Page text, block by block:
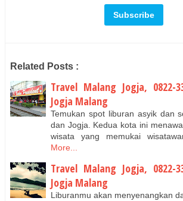
Related Posts :
Travel Malang Jogja, 0822-
Jogja Malang
Temukan spot liburan asyik dan
dan Jogja. Kedua kota ini
wisata yang memukai
More...
Travel Malang Jogja, 0822-
Jogja Malang
Liburanmu akan menyenangkan